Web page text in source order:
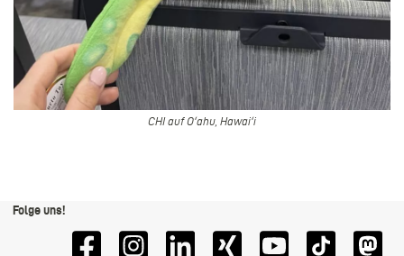
CHI auf Oʻahu, Hawaiʻi
Folge uns!